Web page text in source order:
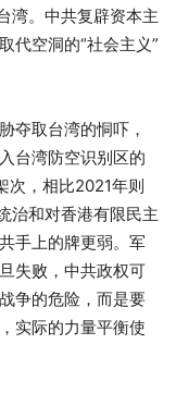
湾。中共复辟资本主
代空洞的“社会主义”
夺取台湾的恫吓，
台湾防空识别区的
，相比2021年则
治和对香港有限民主
手上的牌更弱。军
失败，中共政权可
争的危险，而是要
实际的力量平衡使